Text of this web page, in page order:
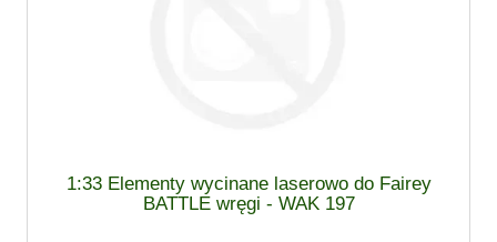
1:33 Elementy wycinane laserowo do Fairey
BATTLE wręgi - WAK 197